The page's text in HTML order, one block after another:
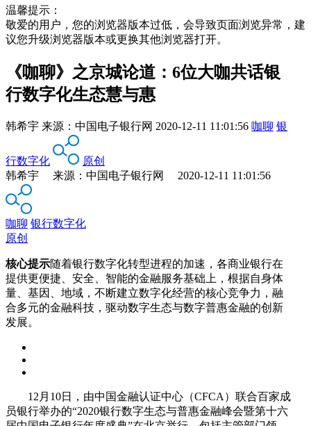
温馨提示：
敬爱的用户，您的浏览器版本过低，会导致页面浏览异常，建
议您升级浏览器版本或更换其他浏览器打开。
​《咖聊》之京城论道：6位大咖共话银
行数字化生态慧与惠
韩希宇 来源： 中国电子银行网 2020-12-11 11:01:56 咖聊 银
行数字化
原创
韩希宇 来源：中国电子银行网 2020-12-11 11:01:56
咖聊 银行数字化
原创
核心提示随着银行数字化转型进程的加速，各商业银行在
提供更便捷、安全、智能的金融服务基础上，根据自身体
量、基因、地域，不断建立数字化经营的核心竞争力，融
合多元的金融科技，驱动数字生态与数字普惠金融的创新
发展。
12月10日，由中国金融认证中心（CFCA）联合百家成
员银行举办的“2020银行数字生态与普惠金融峰会暨第十六